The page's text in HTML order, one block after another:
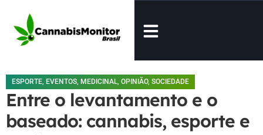
ESPORTE, EVENTOS, MEDICINAL, OPINIÃO, SOCIEDADE
Entre o levantamento e o
baseado: cannabis, esporte e